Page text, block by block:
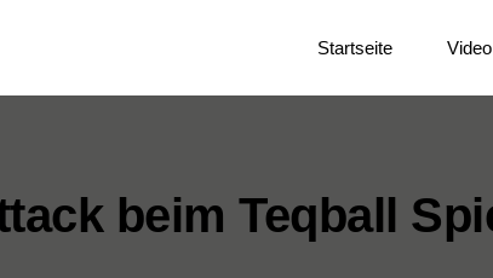
Startseite Video
beim Teqball